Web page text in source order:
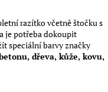
razítko včetně štočku s
je potřeba dokoupit
speciální barvy značky
dřeva, kůže, kovu,